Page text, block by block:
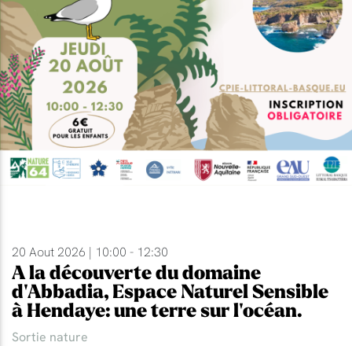
20 Aout 2026 | 10:00 - 12:30
A la découverte du domaine
d'Abbadia, Espace Naturel Sensible
à Hendaye: une terre sur l'océan.
Sortie nature